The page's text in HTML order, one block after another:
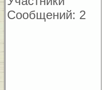
Сообщений: 2